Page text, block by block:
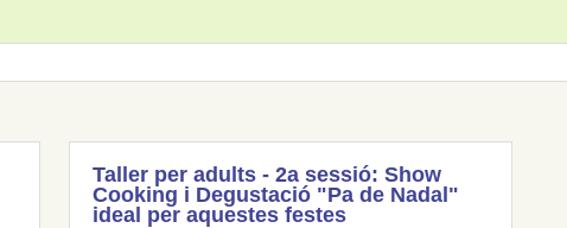
Taller per adults - 2a sessió: Show
Cooking i Degustació "Pa de Nadal"
ideal per aquestes festes